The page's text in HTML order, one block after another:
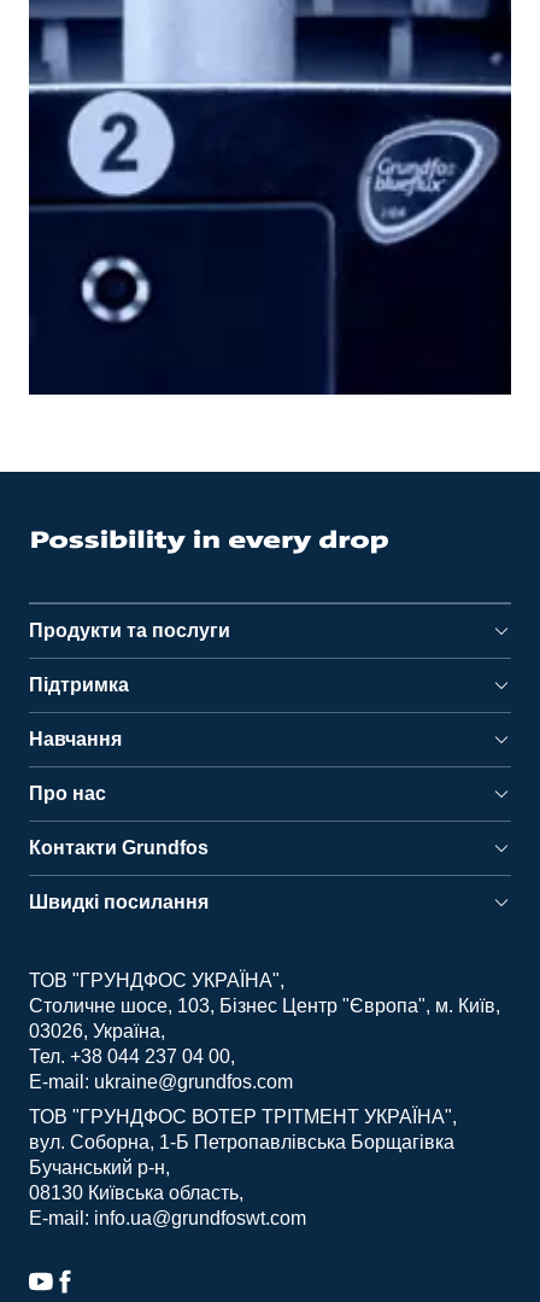
Продукти та послуги
Підтримка
Навчання
Про нас
Контакти Grundfos
Швидкі посилання
ТОВ "ГРУНДФОС УКРАЇНА"
Столичне шосе, 103, Бізнес Центр "Європа", м. Київ,
03026, Україна
Тел. +38 044 237 04 00
E-mail: ukraine@grundfos.com
ТОВ "ГРУНДФОС ВОТЕР ТРІТМЕНТ УКРАЇНА"
вул. Соборна, 1-Б Петропавлівська Борщагівка
Бучанський р-н
08130 Київська область
E-mail: info.ua@grundfoswt.com